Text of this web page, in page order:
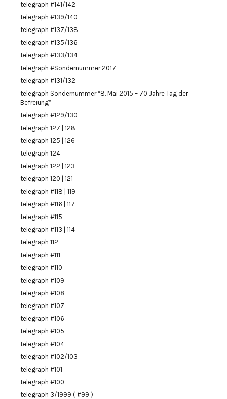
telegraph #141/142
telegraph #139/140
telegraph #137/138
telegraph #135/136
telegraph #133/134
telegraph #Sondernummer 2017
telegraph #131/132
telegraph Sondernummer “8. Mai 2015 – 70 Jahre Tag der
Befreiung”
telegraph #129/130
telegraph 127 | 128
telegraph 125 | 126
telegraph 124
telegraph 122 | 123
telegraph 120 | 121
telegraph #118 | 119
telegraph #116 | 117
telegraph #115
telegraph #113 | 114
telegraph 112
telegraph #111
telegraph #110
telegraph #109
telegraph #108
telegraph #107
telegraph #106
telegraph #105
telegraph #104
telegraph #102/103
telegraph #101
telegraph #100
telegraph 3/1999 ( #99 )